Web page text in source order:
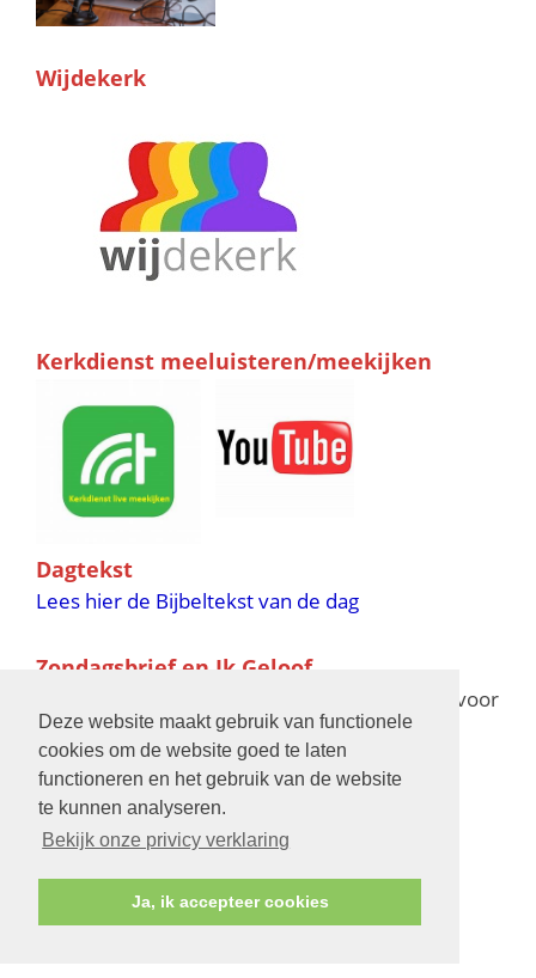
Deze website maakt gebruik van functionele
cookies om de website goed te laten
functioneren en het gebruik van de website
te kunnen analyseren.
Bekijk onze privicy verklaring
Ja, ik accepteer cookies
Wijdekerk
Kerkdienst meeluisteren/meekijken
Dagtekst
Lees hier de Bijbeltekst van de dag
Zondagsbrief en Ik Geloof
voor
de verschijningsdata in 2025 en 2026
Bijbelschool